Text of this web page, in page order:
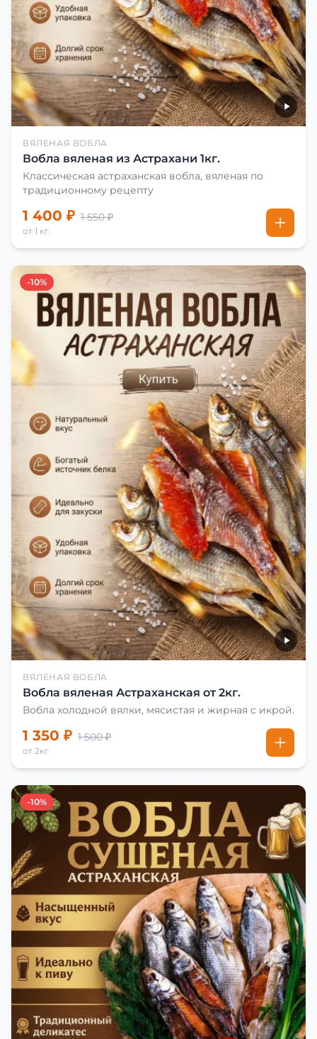
ВЯЛЕНАЯ ВОБЛА
Вобла вяленая из Астрахани 1кг.
Классическая астраханская вобла, вяленая по
традиционному рецепту
1 400 ₽ 1 550 ₽
от 1 кг.
-10%
ВЯЛЕНАЯ ВОБЛА
Вобла вяленая Астраханская от 2кг.
Вобла холодной вялки, мясистая и жирная с икрой.
1 350 ₽ 1 500 ₽
от 2кг
-10%